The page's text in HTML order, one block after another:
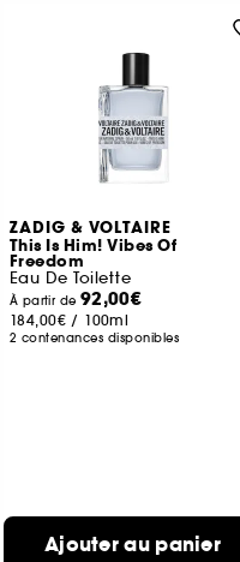
ZADIG & VOLTAIRE
This Is Him! Vibes Of
Freedom
Eau De Toilette
À partir de 92,00€
184,00€ / 100ml
2 contenances disponibles
Ajouter au panier